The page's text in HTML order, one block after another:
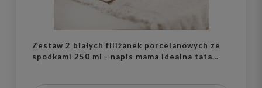
Zestaw 2 białych filiżanek porcelanowych ze
spodkami 250 ml - napis mama idealna tata